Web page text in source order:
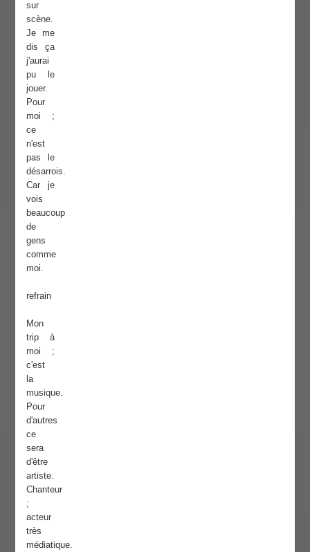
sur
scène.
Je me
dis ça
j'aurai
pu le
jouer.
Pour
moi ;
ce
n'est
pas le
désarrois.
Car je
vois
beaucoup
de
gens
comme
moi.
refrain
Mon
trip à
moi ;
c'est
la
musique.
Pour
d'autres
ce
sera
d'être
artiste.
Chanteur
;
acteur
très
médiatique.